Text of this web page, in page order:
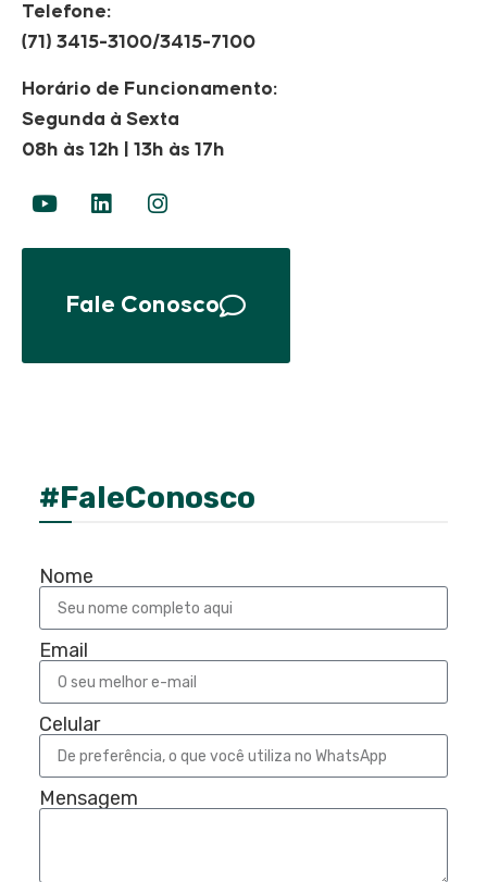
Telefone:
(71) 3415-3100/3415-7100
Horário de Funcionamento:
Segunda à Sexta
08h às 12h | 13h às 17h
Fale Conosco
#FaleConosco
Nome
Email
Celular
Mensagem